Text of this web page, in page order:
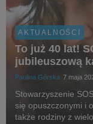
AKTUALNOŚCI
To już 40 lat!
jubileuszową
Paulina Górska 7 maja
Stowarzyszenie
się opuszczonymi i
także rodziny z